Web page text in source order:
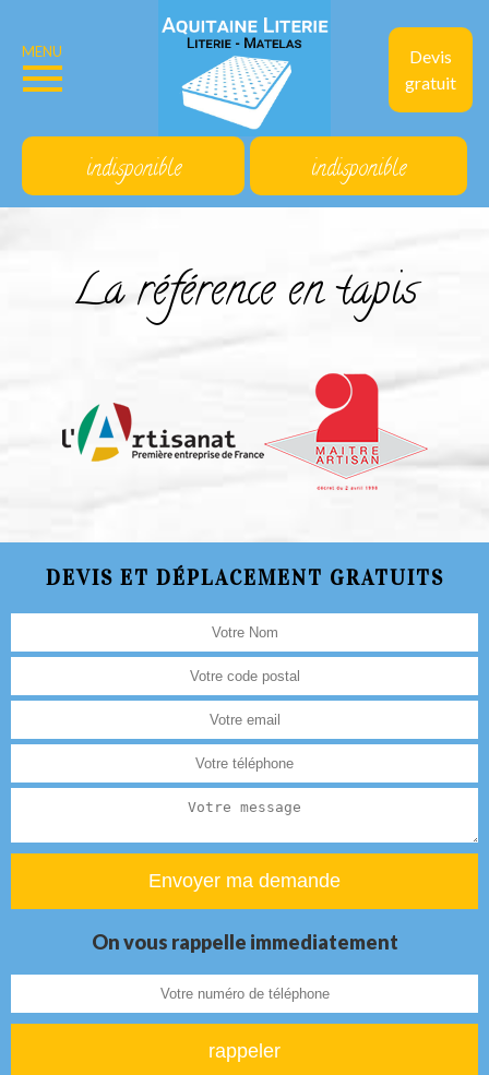
Devis
gratuit
MENU
indisponible indisponible
La référence en tapis
DEVIS ET DÉPLACEMENT GRATUITS
On vous rappelle immediatement